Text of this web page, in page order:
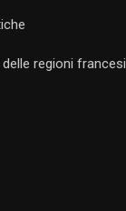
delle regioni francesi